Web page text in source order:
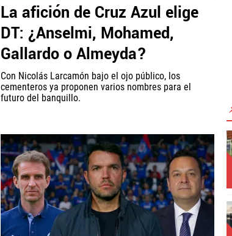
La afición de Cruz Azul elige
DT: ¿Anselmi, Mohamed,
Gallardo o Almeyda?
Con Nicolás Larcamón bajo el ojo público, los
cementeros ya proponen varios nombres para el
futuro del banquillo.